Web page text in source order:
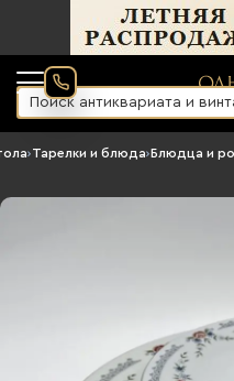
›Тарелки и блюда›Блюдца и